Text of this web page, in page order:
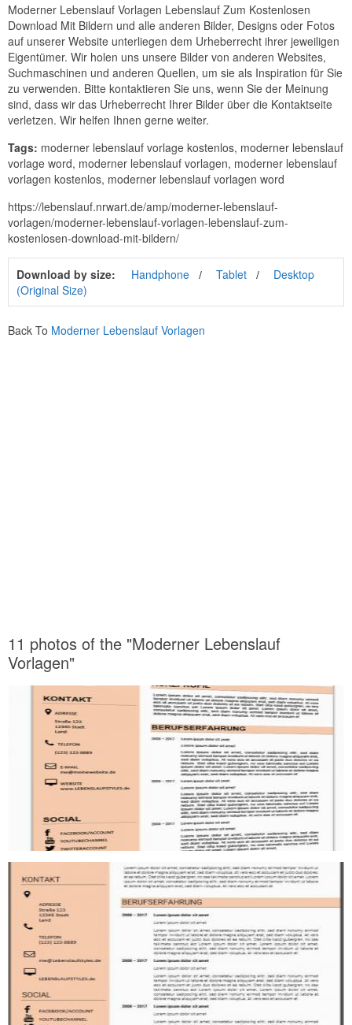
Moderner Lebenslauf Vorlagen Lebenslauf Zum Kostenlosen
Download Mit Bildern und alle anderen Bilder, Designs oder Fotos
auf unserer Website unterliegen dem Urheberrecht ihrer jeweiligen
Eigentümer. Wir holen uns unsere Bilder von anderen Websites,
Suchmaschinen und anderen Quellen, um sie als Inspiration für Sie
zu verwenden. Bitte kontaktieren Sie uns, wenn Sie der Meinung
sind, dass wir das Urheberrecht Ihrer Bilder über die Kontaktseite
verletzen. Wir helfen Ihnen gerne weiter.
Tags: moderner lebenslauf vorlage kostenlos, moderner lebenslauf
vorlage word, moderner lebenslauf vorlagen, moderner lebenslauf
vorlagen kostenlos, moderner lebenslauf vorlagen word
https://lebenslauf.nrwart.de/amp/moderner-lebenslauf-
vorlagen/moderner-lebenslauf-vorlagen-lebenslauf-zum-
kostenlosen-download-mit-bildern/
Download by size: Handphone Tablet
Desktop
(Original Size)
Back To Moderner Lebenslauf Vorlagen
11 photos of the "Moderner Lebenslauf
Vorlagen"